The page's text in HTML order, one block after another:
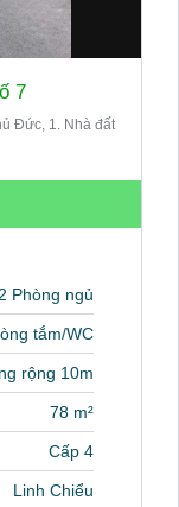
7
Đức, 1. Nhà đất
2 Phòng ngủ
tắm/WC
rộng 10m
78 m²
Cấp 4
Linh Chiểu